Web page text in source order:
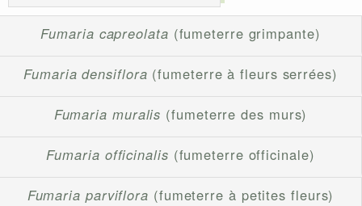
Fumaria capreolata (fumeterre grimpante)
Fumaria densiflora (fumeterre à fleurs serrées)
Fumaria muralis (fumeterre des murs)
Fumaria officinalis (fumeterre officinale)
Fumaria parviflora (fumeterre à petites fleurs)